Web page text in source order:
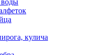
воды
кулича